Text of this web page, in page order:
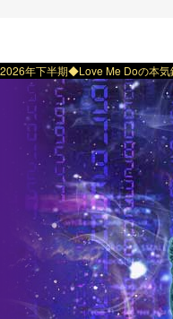
2026年下半期◆Love Me Doの本気